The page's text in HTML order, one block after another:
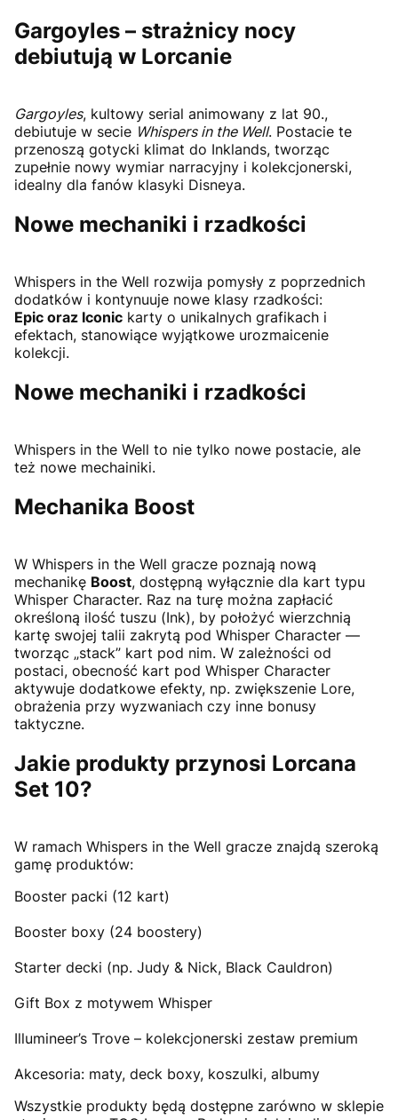
Gargoyles – strażnicy nocy
debiutują w Lorcanie
Gargoyles, kultowy serial animowany z lat 90.,
debiutuje w secie Whispers in the Well. Postacie te
przenoszą gotycki klimat do Inklands, tworząc
zupełnie nowy wymiar narracyjny i kolekcjonerski,
idealny dla fanów klasyki Disneya.
Nowe mechaniki i rzadkości
Whispers in the Well rozwija pomysły z poprzednich
dodatków i kontynuuje nowe klasy rzadkości:
Epic oraz Iconic karty o unikalnych grafikach i
efektach, stanowiące wyjątkowe urozmaicenie
kolekcji.
Nowe mechaniki i rzadkości
Whispers in the Well to nie tylko nowe postacie, ale
też nowe mechainiki.
Mechanika Boost
W Whispers in the Well gracze poznają nową
mechanikę Boost, dostępną wyłącznie dla kart typu
Whisper Character. Raz na turę można zapłacić
określoną ilość tuszu (Ink), by położyć wierzchnią
kartę swojej talii zakrytą pod Whisper Character —
tworząc „stack” kart pod nim. W zależności od
postaci, obecność kart pod Whisper Character
aktywuje dodatkowe efekty, np. zwiększenie Lore,
obrażenia przy wyzwaniach czy inne bonusy
taktyczne.
Jakie produkty przynosi Lorcana
Set 10?
W ramach Whispers in the Well gracze znajdą szeroką
gamę produktów:
Booster packi (12 kart)
Booster boxy (24 boostery)
Starter decki (np. Judy & Nick, Black Cauldron)
Gift Box z motywem Whisper
Illumineer’s Trove – kolekcjonerski zestaw premium
Akcesoria: maty, deck boxy, koszulki, albumy
Wszystkie produkty będą dostępne zarówno w sklepie